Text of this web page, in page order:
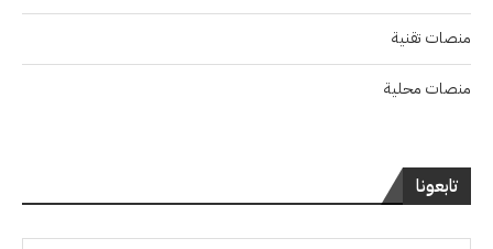
منصات تقنية
منصات محلية
تابعونا